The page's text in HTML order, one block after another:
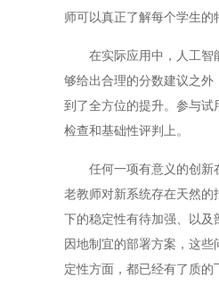
师可以真正了解每个学生的
在实际应用中，人工智能
够给出合理的分数建议之
到了全方位的提升。参与
检查和基础性评判上。
任何一项有意义的创新在
老教师对新系统存在天然
下的稳定性有待加强、以及
因地制宜的部署方案，这
定性方面，都已经有了质的